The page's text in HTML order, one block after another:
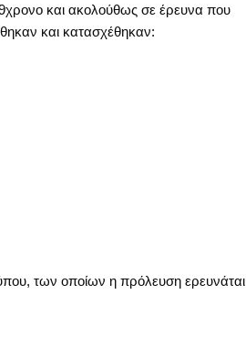
και ακολούθως σε έρευνα που
και κατασχέθηκαν:
των οποίων η πρόλευση ερευνάται